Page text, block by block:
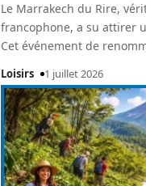
Le Marrakech du Rire,
francophone, a su attirer
Cet événement de
Loisirs 1 juillet 2026